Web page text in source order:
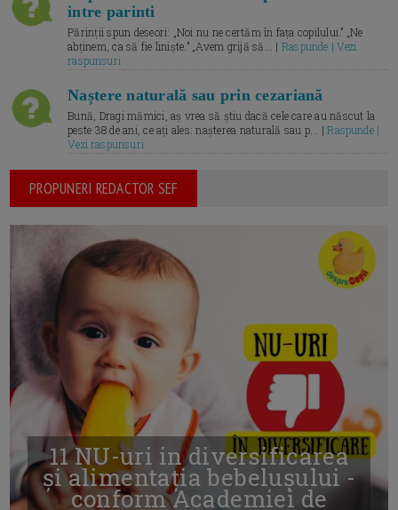
intre parinti
Părinții spun deseori: „Noi nu ne certăm în fața copilului.” „Ne
abținem, ca să fie liniște.” „Avem grijă să... | Raspunde | Vezi
raspunsuri
Naștere naturală sau prin cezariană
Bună, Dragi mămici, aș vrea să știu dacă cele care au născut la
peste 38 de ani, ce ați ales: nașterea naturală sau p... |Raspunde |
Vezi raspunsuri
PROPUNERI REDACTOR SEF
11 NU-uri in diversificarea
și alimentația bebelușului -
conform Academiei de